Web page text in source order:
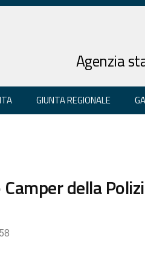
Agenzia
GIUNTA REGIONALE
della